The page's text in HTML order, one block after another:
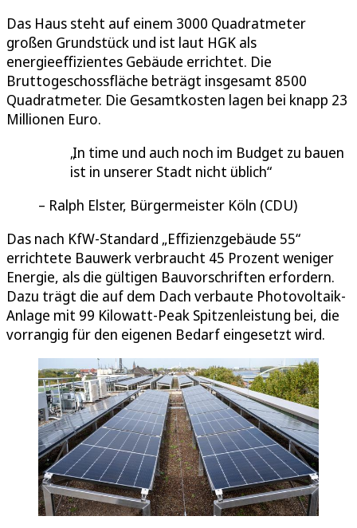
Das Haus steht auf einem 3000 Quadratmeter
großen Grundstück und ist laut HGK als
energieeffizientes Gebäude errichtet. Die
Bruttogeschossfläche beträgt insgesamt 8500
Quadratmeter. Die Gesamtkosten lagen bei knapp 23
Millionen Euro.
In time und auch noch im Budget zu bauen
ist in unserer Stadt nicht üblich
Ralph Elster, Bürgermeister Köln (CDU)
Das nach KfW-Standard „Effizienzgebäude 55“
errichtete Bauwerk verbraucht 45 Prozent weniger
Energie, als die gültigen Bauvorschriften erfordern.
Dazu trägt die auf dem Dach verbaute Photovoltaik-
Anlage mit 99 Kilowatt-Peak Spitzenleistung bei, die
vorrangig für den eigenen Bedarf eingesetzt wird.